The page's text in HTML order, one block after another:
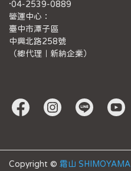
·04-2539-0889
營運中心：
臺中市潭子區
中興北路258號
（總代理｜新納企業）
Copyright © 霜山 SHIMOYAMA